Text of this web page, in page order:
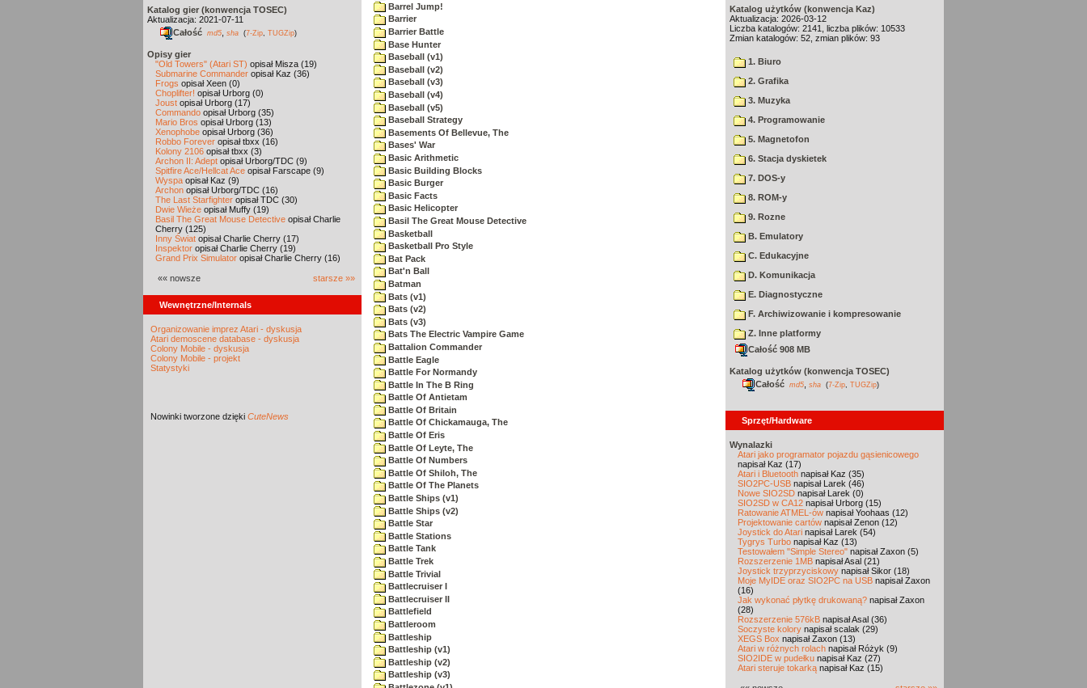
Katalog gier (konwencja TOSEC)
Aktualizacja: 2021-07-11
Całość md5 sha (7-Zip TUGZip)
Opisy gier
"Old Towers" (Atari ST) opisał Misza (19)
Submarine Commander opisał Kaz (36)
Frogs opisał Xeen (0)
Choplifter! opisał Urborg (0)
Joust opisał Urborg (17)
Commando opisał Urborg (35)
Mario Bros opisał Urborg (13)
Xenophobe opisał Urborg (36)
Robbo Forever opisał tbxx (16)
Kolony 2106 opisał tbxx (3)
Archon II: Adept opisał Urborg/TDC (9)
Spitfire Ace/Hellcat Ace opisał Farscape (9)
Wyspa opisał Kaz (9)
Archon opisał Urborg/TDC (16)
The Last Starfighter opisał TDC (30)
Dwie Wieże opisał Muffy (19)
Basil The Great Mouse Detective opisał Charlie
Cherry (125)
Inny Świat opisał Charlie Cherry (17)
Inspektor opisał Charlie Cherry (19)
Grand Prix Simulator opisał Charlie Cherry (16)
«« nowsze starsze »»
Wewnętrzne/Internals
Organizowanie imprez Atari - dyskusja
Atari demoscene database - dyskusja
Colony Mobile - dyskusja
Colony Mobile - projekt
Statystyki
Nowinki tworzone dzięki CuteNews
Barrel Jump!
Barrier
Barrier Battle
Base Hunter
Baseball (v1)
Baseball (v2)
Baseball (v3)
Baseball (v4)
Baseball (v5)
Baseball Strategy
Basements Of Bellevue, The
Bases' War
Basic Arithmetic
Basic Building Blocks
Basic Burger
Basic Facts
Basic Helicopter
Basil The Great Mouse Detective
Basketball
Basketball Pro Style
Bat Pack
Bat'n Ball
Batman
Bats (v1)
Bats (v2)
Bats (v3)
Bats The Electric Vampire Game
Battalion Commander
Battle Eagle
Battle For Normandy
Battle In The B Ring
Battle Of Antietam
Battle Of Britain
Battle Of Chickamauga, The
Battle Of Eris
Battle Of Leyte, The
Battle Of Numbers
Battle Of Shiloh, The
Battle Of The Planets
Battle Ships (v1)
Battle Ships (v2)
Battle Star
Battle Stations
Battle Tank
Battle Trek
Battle Trivial
Battlecruiser I
Battlecruiser II
Battlefield
Battleroom
Battleship
Battleship (v1)
Battleship (v2)
Battleship (v3)
Katalog użytków (konwencja Kaz)
Aktualizacja: 2026-03-12
Liczba katalogów: 2141, liczba plików: 10533
Zmian katalogów: 52, zmian plików: 93
1. Biuro
2. Grafika
3. Muzyka
4. Programowanie
5. Magnetofon
6. Stacja dyskietek
7. DOS-y
8. ROM-y
9. Rozne
B. Emulatory
C. Edukacyjne
D. Komunikacja
E. Diagnostyczne
F. Archiwizowanie i kompresowanie
Z. Inne platformy
Całość 908 MB
Katalog użytków (konwencja TOSEC)
Całość md5 sha (7-Zip TUGZip)
Sprzęt/Hardware
Wynalazki
Atari jako programator pojazdu gąsienicowego
napisał Kaz (17)
Atari i Bluetooth napisał Kaz (35)
SIO2PC-USB napisał Larek (46)
Nowe SIO2SD napisał Larek (0)
SIO2SD w CA12 napisał Urborg (15)
Ratowanie ATMEL-ów napisał Yoohaas (12)
Projektowanie cartów napisał Zenon (12)
Joystick do Atari napisał Larek (54)
Tygrys Turbo napisał Kaz (13)
Testowałem "Simple Stereo" napisał Zaxon (5)
Rozszerzenie 1MB napisał Asal (21)
Joystick trzyprzyciskowy napisał Sikor (18)
Moje MyIDE oraz SIO2PC na USB napisał Zaxon
(16)
Jak wykonać płytkę drukowaną? napisał Zaxon
(28)
Rozszerzenie 576kB napisał Asal (36)
Soczyste kolory napisał scalak (29)
XEGS Box napisał Zaxon (13)
Atari w różnych rolach napisał Różyk (9)
SIO2IDE w pudełku napisał Kaz (27)
Atari steruje tokarką napisał Kaz (15)